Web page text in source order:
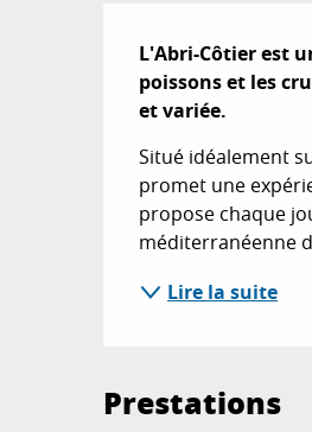
L'Abri-Côtier est
poissons et les
et variée.
Situé idéalement
promet une
propose chaque
méditerranéenne
Lire la suite
Prestations